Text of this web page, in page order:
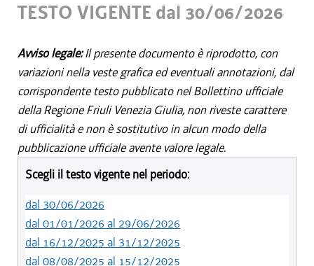
TESTO VIGENTE dal 30/06/2026
Avviso legale:Il presente documento è riprodotto, con
variazioni nella veste grafica ed eventuali annotazioni, dal
corrispondente testo pubblicato nel Bollettino ufficiale
della Regione Friuli Venezia Giulia, non riveste carattere
di ufficialità e non è sostitutivo in alcun modo della
pubblicazione ufficiale avente valore legale.
Scegli il testo vigente nel periodo:
dal 30/06/2026
dal 01/01/2026 al 29/06/2026
dal 16/12/2025 al 31/12/2025
dal 08/08/2025 al 15/12/2025